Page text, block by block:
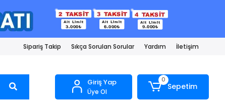
Sipariş Takip Sıkça Sorulan Sorular Yardım İletişim
Giriş Yap
Üye Ol
0
Sepetim